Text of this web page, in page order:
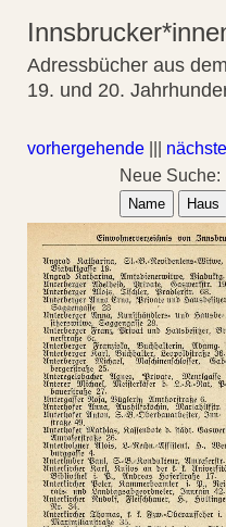
Adressbücher aus dem
19. und 20.
vorhergehende nächste
Neue Suche:
Name Haus